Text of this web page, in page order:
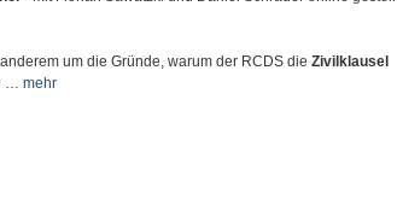
um die Gründe, warum der RCDS die Zivilklausel
… mehr